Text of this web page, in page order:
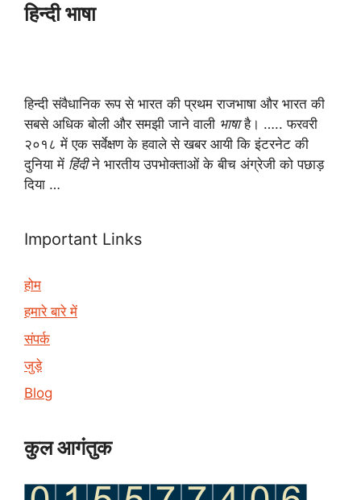
हिन्दी भाषा
हिन्दी संवैधानिक रूप से भारत की प्रथम राजभाषा और भारत की
सबसे अधिक बोली और समझी जाने वाली भाषाहै। ….. फरवरी
२०१८ में एक सर्वेक्षण के हवाले से खबर आयी कि इंटरनेट की
दुनिया में हिंदीने भारतीय उपभोक्ताओं के बीच अंग्रेजी को पछाड़
दिया …
Important Links
होम
हमारे बारे में
संपर्क
जुड़े
Blog
कुल आगंतुक